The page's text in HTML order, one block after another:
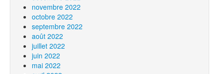
novembre 2022
octobre 2022
septembre 2022
août 2022
juillet 2022
juin 2022
mai 2022